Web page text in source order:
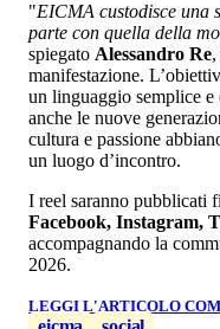
"EICMA custodisce una
parte con quella della
spiegato Alessandro Re
manifestazione.
un linguaggio semplice
anche le nuove
cultura e passione
un luogo d’incontro.
I reel saranno pubblicati
Facebook, Instagram,
accompagnando la
2026.
LEGGI L'ARTICOLO